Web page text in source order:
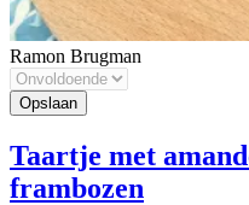
Ramon Brugman
Taartje met
frambozen